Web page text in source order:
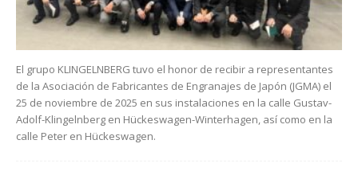
El grupo KLINGELNBERG tuvo el honor de recibir a representantes
de la Asociación de Fabricantes de Engranajes de Japón (JGMA) el
25 de noviembre de 2025 en sus instalaciones en la calle Gustav-
Adolf-Klingelnberg en Hückeswagen-Winterhagen, así como en la
calle Peter en Hückeswagen.